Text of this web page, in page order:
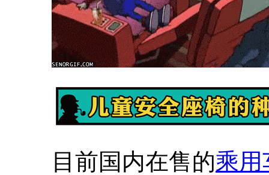
目前国内在售的乘用